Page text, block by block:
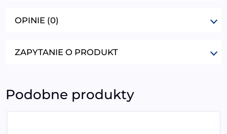
OPINIE (0)
ZAPYTANIE O PRODUKT
Podobne produkty